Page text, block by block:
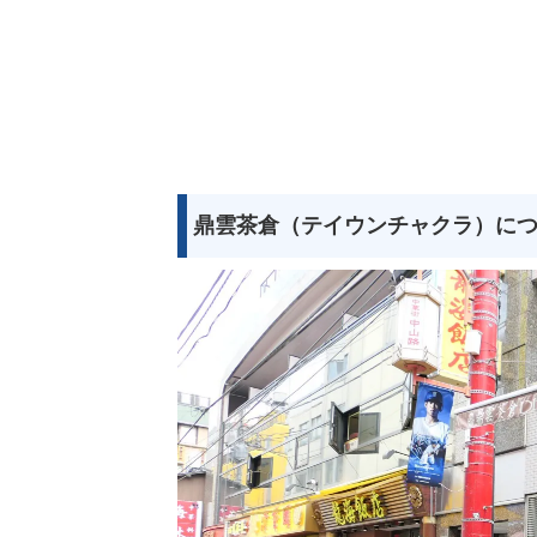
鼎雲茶倉（テイウンチャクラ）に